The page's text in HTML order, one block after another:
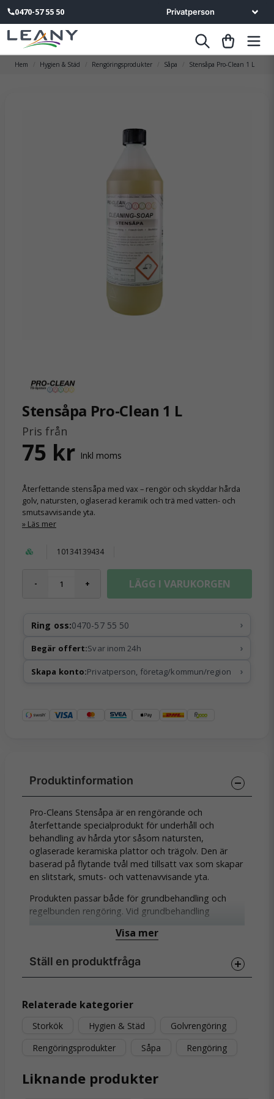
0470-57 55 50
Hem Hygien & Städ Rengöringsprodukter Såpa Stensåpa Pro-Clean 1 L
Stensåpa Pro-Clean 1 L
Pris från
75 kr Inkl moms
Återfettande stensåpa med vax – rengör och skyddar hårda
golv, natursten, oglaserad keramik och trä med vatten- och
smutsavvisande yta.
Läs mer
10134139434
- + LÄGG I VARUKORGEN
Ring oss:0470-57 55 50 ›
Begär offert:Svar inom 24h ›
Skapa konto:Privatperson, företag/kommun/region ›
Pro-Cleans Stensåpa är en rengörande och
återfettande specialprodukt för underhåll och
behandling av hårda ytor såsom natursten,
oglaserade keramiska plattor och trägolv. Den är
baserad på flytande tvål med tillsatt vax som skapar
en slitstark, smuts- och vattenavvisande yta.
Produkten passar både för grundbehandling och
regelbunden rengöring. Vid grundbehandling
skyddande yta har byggts upp. För dagligt underhåll
kombiskurmaskin, vilket ger ett hållbart och lättskött
golv över tid.
Återfettande såpa med vax
Rengör och skyddar sten, keramik och trä
Bygger upp slitstarkt skydd vid upprepad
Visa mer
Ställ en produktfråga
Fråga oss något om denna produkten...
Relaterade kategorier
Storkök Hygien & Städ
Golvrengöring
Rengöringsprodukter
Såpa Rengöring
Liknande produkter